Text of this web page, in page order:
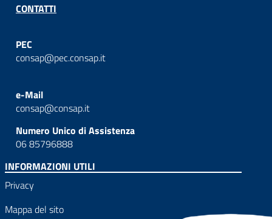
CONTATTI
PEC
consap@pec.consap.it
e-Mail
consap@consap.it
Numero Unico di Assistenza
06 85796888
INFORMAZIONI UTILI
Privacy
Mappa del sito